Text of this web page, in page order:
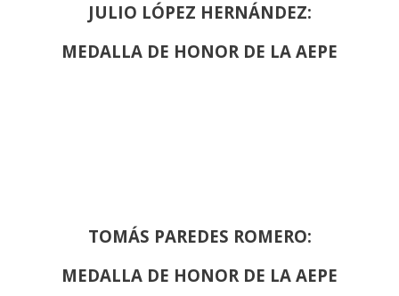
JULIO LÓPEZ HERNÁNDEZ:
MEDALLA DE HONOR DE LA AEPE
TOMÁS PAREDES ROMERO:
MEDALLA DE HONOR DE LA AEPE